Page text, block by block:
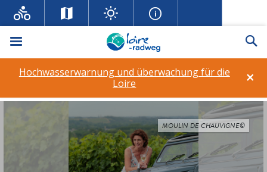
Menü
×
Hochwasserwarnung und überwachung für die
Loire
MOULIN DE CHAUVIGNE©